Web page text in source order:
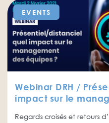
EVENTS
Webinar DRH /
impact sur le
Regards croisés et retours